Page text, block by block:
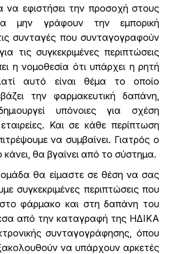
εφιστήσει την προσοχή στους
μην γράφουν την εμπορική
συνταγές που συνταγογραφούν
τις συγκεκριμένες περιπτώσεις
η νομοθεσία ότι υπάρχει η ρητή
αυτό είναι θέμα το οποίο
την φαρμακευτική δαπάνη,
υπόνοιες για σχέση
Και σε κάθε περίπτωση
να συμβαίνει. Γιατρός ο
θα βγαίνει από το σύστημα.
θα είμαστε σε θέση να σας
συγκεκριμένες περιπτώσεις που
φάρμακο και στη δαπάνη του
από την καταγραφή της ΗΔΙΚΑ
συνταγογράφησης, όπου
να υπάρχουν αρκετές